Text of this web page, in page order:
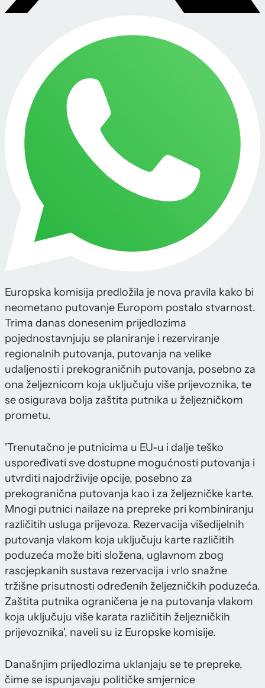
Europska komisija predložila je nova pravila kako bi
neometano putovanje Europom postalo stvarnost.
Trima danas donesenim prijedlozima
pojednostavnjuju se planiranje i rezerviranje
regionalnih putovanja, putovanja na velike
udaljenosti i prekograničnih putovanja, posebno za
ona željeznicom koja uključuju više prijevoznika, te
se osigurava bolja zaštita putnika u željezničkom
prometu.
'Trenutačno je putnicima u EU-u i dalje teško
uspoređivati sve dostupne mogućnosti putovanja i
utvrditi najodrživije opcije, posebno za
prekogranična putovanja kao i za željezničke karte.
Mnogi putnici nailaze na prepreke pri kombiniranju
različitih usluga prijevoza. Rezervacija višedijelnih
putovanja vlakom koja uključuju karte različitih
poduzeća može biti složena, uglavnom zbog
rascjepkanih sustava rezervacija i vrlo snažne
tržišne prisutnosti određenih željezničkih poduzeća.
Zaštita putnika ograničena je na putovanja vlakom
koja uključuju više karata različitih željezničkih
prijevoznika', naveli su iz Europske komisije.
Današnjim prijedlozima uklanjaju se te prepreke,
čime se ispunjavaju političke smjernice